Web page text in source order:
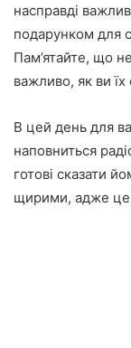
насправді
подарунком для
Пам’ятайте, що
важливо, як ви
В цей день для
наповниться
готові сказати
щирими, адже це